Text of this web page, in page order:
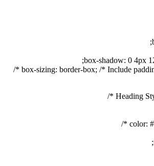
box-shadow: 0 4px
box-sizing: border-box; /* Include
color: